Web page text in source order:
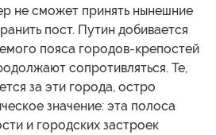
не сможет принять нынешние
пост. Путин добивается
пояса городов-крепостей
сопротивляться. Те,
за эти города, остро
значение: эта полоса
и городских застроек